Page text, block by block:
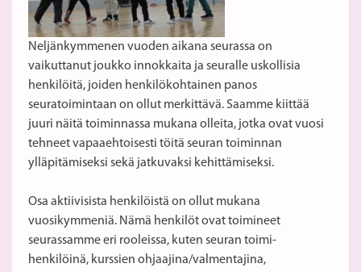
Neljänkymmenen vuoden aikana seurassa on
vaikuttanut joukko innokkaita ja seuralle uskollisia
henkilöitä, joiden henkilökohtainen panos
seuratoimintaan on ollut merkittävä. Saamme kiittää
juuri näitä toiminnassa mukana olleita, jotka ovat vuosi
tehneet vapaaehtoisesti töitä seuran toiminnan
ylläpitämiseksi sekä jatkuvaksi kehittämiseksi.
Osa aktiivisista henkilöistä on ollut mukana
vuosikymmeniä. Nämä henkilöt ovat toimineet
seurassamme eri rooleissa, kuten seuran toimi-
henkilöinä, kurssien ohjaajina/valmentajina,